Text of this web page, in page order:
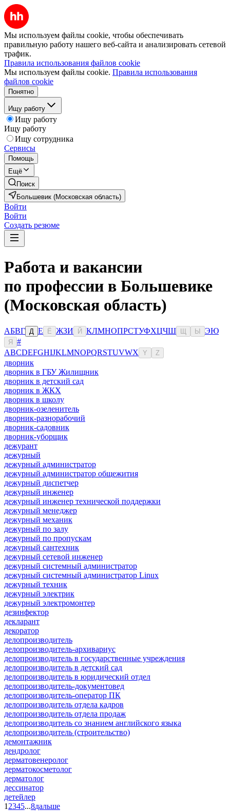
Мы используем файлы cookie, чтобы обеспечивать
правильную работу нашего веб-сайта и анализировать сетевой
трафик.
Правила использования файлов cookie
Мы используем файлы cookie. Правила использования
файлов cookie
Понятно
Ищу работу
Ищу работу
Ищу работу
Ищу сотрудника
Сервисы
Помощь
Ещё
Поиск
Большевик (Московская область)
Войти
Войти
Создать резюме
Работа и вакансии
по профессии в Большевике
(Московская область)
АБВГ Д Е Ё ЖЗИ Й КЛМНОПРСТУФХЦЧШ Ы ЭЮ
Я
#
ABCDEFGHIJKLMNOPQRSTUVWX Y Z
дворник
дворник в ГБУ Жилищник
дворник в детский сад
дворник в ЖКХ
дворник в школу
дворник-озеленитель
дворник-разнорабочий
дворник-садовник
дворник-уборщик
дежурант
дежурный
дежурный администратор
дежурный администратор общежития
дежурный диспетчер
дежурный инженер
дежурный инженер технической поддержки
дежурный менеджер
дежурный механик
дежурный по залу
дежурный по пропускам
дежурный сантехник
дежурный сетевой инженер
дежурный системный администратор
дежурный системный администратор Linux
дежурный техник
дежурный электрик
дежурный электромонтер
дезинфектор
декларант
декоратор
делопроизводитель
делопроизводитель-архивариус
делопроизводитель в государственные учреждения
делопроизводитель в детский сад
делопроизводитель в юридический отдел
делопроизводитель-документовед
делопроизводитель-оператор ПК
делопроизводитель отдела кадров
делопроизводитель отдела продаж
делопроизводитель со знанием английского языка
делопроизводитель (строительство)
демонтажник
дендролог
дерматовенеролог
дерматокосметолог
дерматолог
дессинатор
детейлер
1 2345...8дальше